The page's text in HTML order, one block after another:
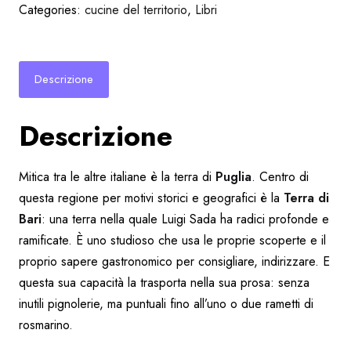
Categories: cucine del territorio, Libri
Descrizione
Descrizione
Mitica tra le altre italiane è la terra di Puglia. Centro di
questa regione per motivi storici e geografici è la Terra di
Bari: una terra nella quale Luigi Sada ha radici profonde e
ramificate. È uno studioso che usa le proprie scoperte e il
proprio sapere gastronomico per consigliare, indirizzare. E
questa sua capacità la trasporta nella sua prosa: senza
inutili pignolerie, ma puntuali fino all’uno o due rametti di
rosmarino.